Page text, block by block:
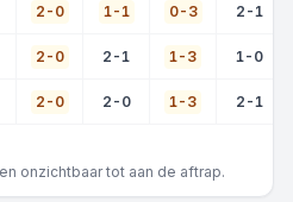
2-0 1-1 0-3 2-1
2-0 2-1 1-3 1-0
2-0 2-0 1-3 2-1
onzichtbaar tot aan de aftrap.